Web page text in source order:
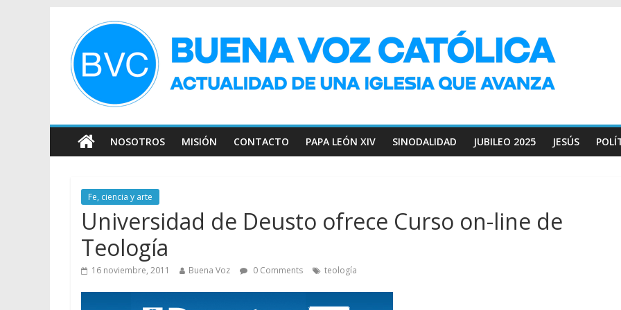
NOSOTROS MISIÓN CONTACTO PAPA LEÓN XIV SINODALIDAD JUBILEO 2025 JESÚS
Fe, ciencia y arte
Universidad de Deusto ofrece Curso on-line de
Teología
16 noviembre, 2011 Buena Voz 0 Comments teología